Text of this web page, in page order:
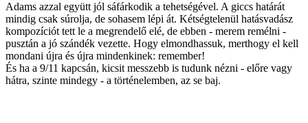
Adams azzal együtt jól sáfárkodik a tehetségével. A giccs határát
mindig csak súrolja, de sohasem lépi át. Kétségtelenül hatásvadász
kompozíciót tett le a megrendelő elé, de ebben - merem remélni -
pusztán a jó szándék vezette. Hogy elmondhassuk, merthogy el kell
mondani újra és újra mindenkinek: remember!
És ha a 9/11 kapcsán, kicsit messzebb is tudunk nézni - előre vagy
hátra, szinte mindegy - a történelemben, az se baj.